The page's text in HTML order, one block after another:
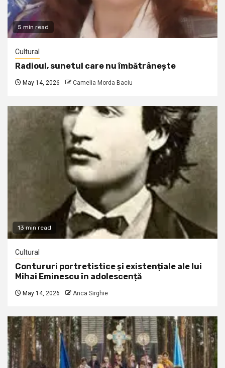
5 min read
Cultural
Radioul, sunetul care nu îmbătrânește
May 14, 2026 Camelia Morda Baciu
13 min read
Cultural
Contururi portretistice și existențiale ale lui
Mihai Eminescu în adolescență
May 14, 2026 Anca Sirghie